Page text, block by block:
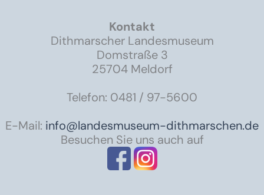
Kontakt
Dithmarscher Landesmuseum
Domstraße 3
25704 Meldorf
Telefon: 0481 / 97-5600
E-Mail: info@landesmuseum-dithmarschen.de
Besuchen Sie uns auch auf